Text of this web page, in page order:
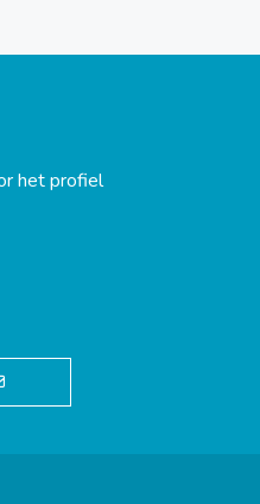
het profiel